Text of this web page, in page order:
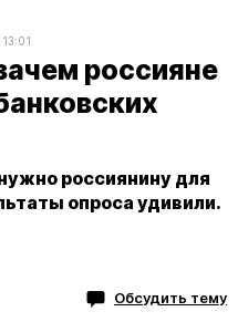
россияне
россиянину для
опроса удивили.
Обсудить тему